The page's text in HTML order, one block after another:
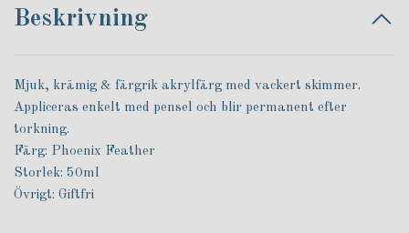
Beskrivning
Mjuk, krämig & färgrik akrylfärg med vackert skimmer.
Appliceras enkelt med pensel och blir permanent efter
torkning.
Färg: Phoenix Feather
Storlek: 50ml
Övrigt: Giftfri